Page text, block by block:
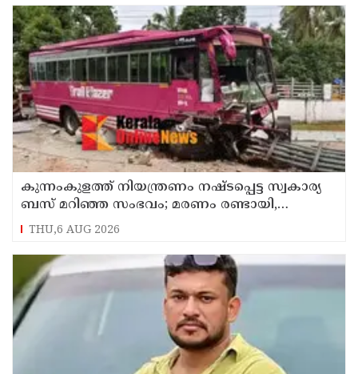
കുന്നംകുളത്ത് നിയന്ത്രണം നഷ്ടപ്പെട്ട സ്വകാര്യ
ബസ് മറിഞ്ഞ സംഭവം; മരണം രണ്ടായി,
എട്ടുപേർക്ക് പരിക്ക്
THU,6 AUG 2026